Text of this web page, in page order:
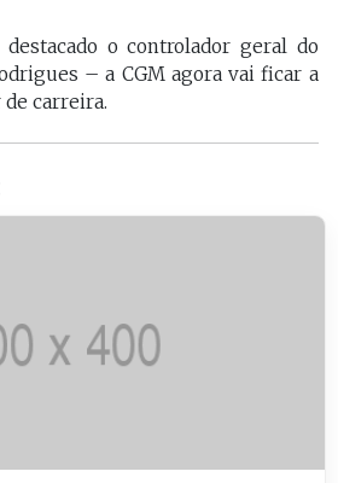
o controlador geral do
– a CGM agora vai ficar a
carreira.